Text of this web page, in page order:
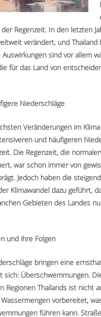
Regenzeit. In den letzten
verändert, und Thailand
sind vor allem
für das Land von
Niederschläge
Veränderungen im
und häufigeren
Die Regenzeit, die
war schon immer von
Jedoch haben die
Klimawandel dazu geführt,
Gebieten des Landes
und ihre Folgen
bringen eine
sich: Überschwemmungen.
Regionen Thailands ist nicht
vorbereitet,
führen kann.